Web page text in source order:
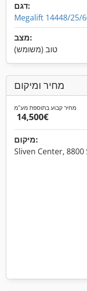
דגם:
Megalift 14448/25/
מצב:
טוב (משומש)
מחיר ומיקום
מחיר קבוע בתוספת מע"מ
‏14,500 ‏€
מיקום:
Sliven Center,